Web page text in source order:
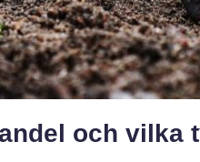
och vilka